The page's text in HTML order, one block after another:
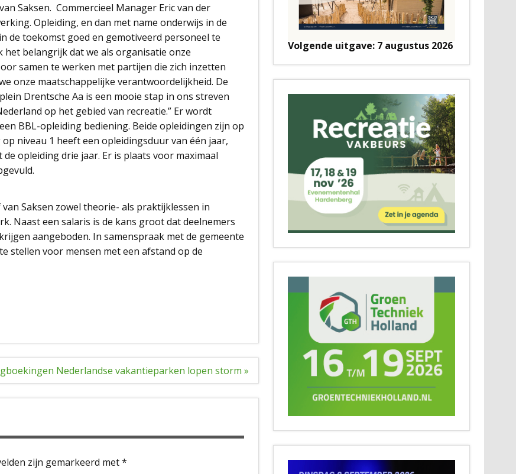
Saksen. Commercieel Manager Eric van der
Opleiding, en dan met name onderwijs in de
de toekomst goed en gemotiveerd personeel te
belangrijk dat we als organisatie onze
samen te werken met partijen die zich inzetten
onze maatschappelijke verantwoordelijkheid. De
Drentsche Aa is een mooie stap in ons streven
op het gebied van recreatie.” Er wordt
BBL-opleiding bediening. Beide opleidingen zijn op
niveau 1 heeft een opleidingsduur van één jaar,
opleiding drie jaar. Er is plaats voor maximaal
Saksen zowel theorie- als praktijklessen in
Naast een salaris is de kans groot dat deelnemers
aangeboden. In samenspraak met de gemeente
stellen voor mensen met een afstand op de
Nederlandse vakantieparken lopen storm »
zijn gemarkeerd met*
Volgende uitgave: 7 augustus 2026